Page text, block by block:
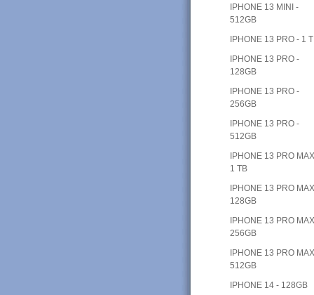
IPHONE 13 MINI -
512GB
IPHONE 13 PRO - 1
IPHONE 13 PRO -
128GB
IPHONE 13 PRO -
256GB
IPHONE 13 PRO -
512GB
IPHONE 13 PRO
1 TB
IPHONE 13 PRO
128GB
IPHONE 13 PRO
256GB
IPHONE 13 PRO
512GB
IPHONE 14 - 128GB